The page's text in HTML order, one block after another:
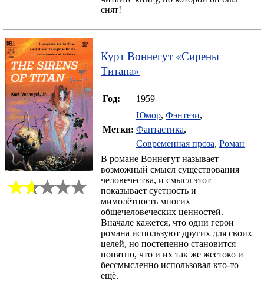
снят!
Курт Воннегут «Сирены
Титана»
Год: 1959
Метки:
Юмор, Фэнтези,
Фантастика,
Современная проза, Роман
В романе Воннегут называет
возможный смысл существования
человечества, и смысл этот
показывает суетность и
мимолётность многих
общечеловеческих ценностей.
Вначале кажется, что одни герои
романа используют других для своих
целей, но постепенно становится
понятно, что и их так же жестоко и
бессмысленно использовал кто-то
ещё.